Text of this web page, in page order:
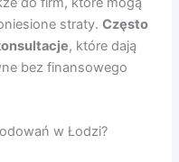
straty.Często
, które dają
bez finansowego
w Łodzi?